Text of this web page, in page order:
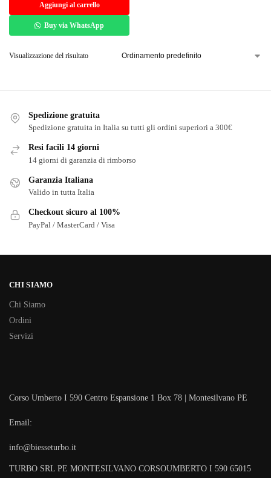
Aggiungi al carrello
Buy via WhatsApp
Visualizzazione del risultato
Spedizione gratuita
Spedizione gratuita in Italia su tutti gli ordini superiori a 300€
Resi facili 14 giorni
14 giorni di garanzia di rimborso
Garanzia Italiana
Valido in tutta Italia
Checkout sicuro al 100%
PayPal / MasterCard / Visa
CHI SIAMO
Chi Siamo
Ordini
Servizi
Corso Umberto I 590 Centro Espansione 1 Box 78 | Montesilvano PE
Email:
info@biesseturbo.it
TURBO SRL PE MONTESILVANO CORSOUMBERTO I 590 65015